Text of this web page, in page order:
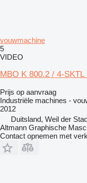
vouwmachine
5
VIDEO
MBO K 800.2 / 4-SKTL
Prijs op aanvraag
Industriële machines -
2012
Duitsland, Weil der
Altmann Graphische
Contact opnemen met